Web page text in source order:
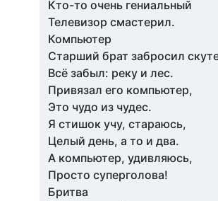
Кто-то очень гениальный
Телевизор смастерил.
Компьютер
Старший брат забросил
Всё забыл: реку и лес.
Привязал его компьютер,
Это чудо из чудес.
Я стишок учу, стараюсь,
Целый день, а то и два.
А компьютер, удивляюсь,
Просто суперголова!
Бритва